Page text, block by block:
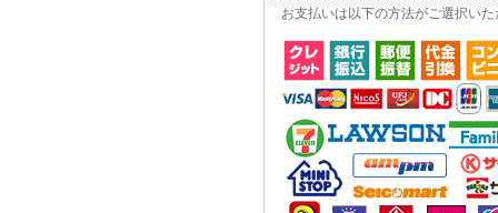
お支払いは以下の方法がご選択い